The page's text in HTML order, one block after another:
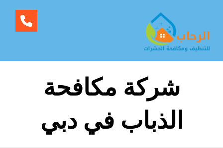
شركة مكافحة
الذباب في دبي